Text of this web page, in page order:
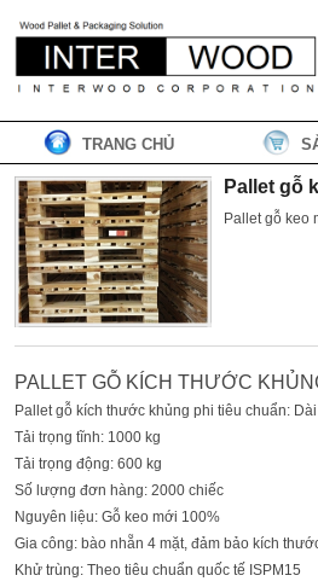
TRANG CHỦ
Pallet gỗ
Pallet gỗ keo
PALLET GỖ KÍCH THƯỚC
Pallet gỗ kích thước khủng phi tiêu chuẩn:
Tải trọng tĩnh: 1000 kg
Tải trọng động: 600 kg
Số lượng đơn hàng: 2000 chiếc
Nguyên liệu: Gỗ keo mới 100%
Gia công: bào nhẵn 4 mặt, đảm bảo kích
Khử trùng: Theo tiêu chuẩn quốc tế ISPM15